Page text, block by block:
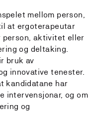
mellom person,
at ergoterapeutar
person, aktivitet eller
og deltaking.
bruk av
innovative tenester.
kandidatane har
intervensjonar, og om
og